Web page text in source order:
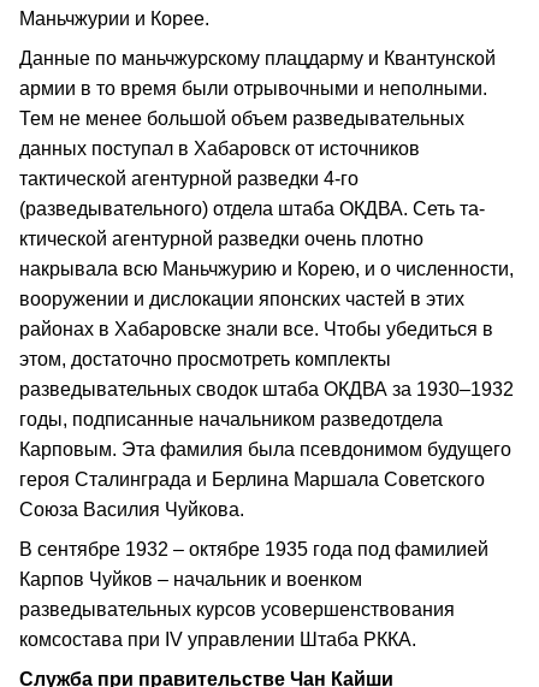
Маньчжурии и Корее.
Данные по маньчжурскому плацдарму и Квантунской
армии в то время были отрывочны­ми и неполными.
Тем не менее большой объем разведы­вательных
данных поступал в Хабаровск от источников
тактической агентурной разведки 4-го
(разведывательного) отдела штаба ОКДВА. Сеть та­
ктической агентурной разведки очень плотно
накрывала всю Маньчжурию и Корею, и о численности,
вооружении и дислокации японских частей в этих
районах в Хабаровске знали все. Чтобы убедиться в
этом, достаточно просмотр­еть комплекты
разведывательных сводок штаба ОКДВА за 1930–1932
годы, подписанные начальником разведотдела
Карповым. Эта фамилия была псевдонимом будущего
героя Сталинграда и Берлина Маршала Советского
Союза Василия Чуйкова.
В сентябре 1932 – октябре 1935 года под фамилией
Карпов Чуйков – начальник и военком
разведывательных курсов усовершенствования
комсостава при IV управлении Штаба РККА.
Служба при правительстве Чан Кайши